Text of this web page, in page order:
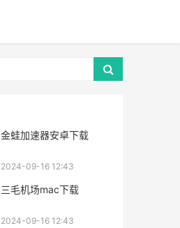
金蛙加速器安卓下载
2024-09-16 12:43
三毛机场mac下载
2024-09-16 12:43